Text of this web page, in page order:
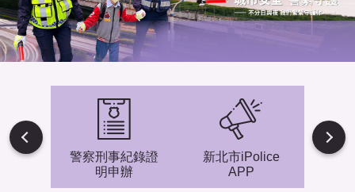
難專
警察刑事紀錄證
明申辦
新北市iPolice
APP
小小